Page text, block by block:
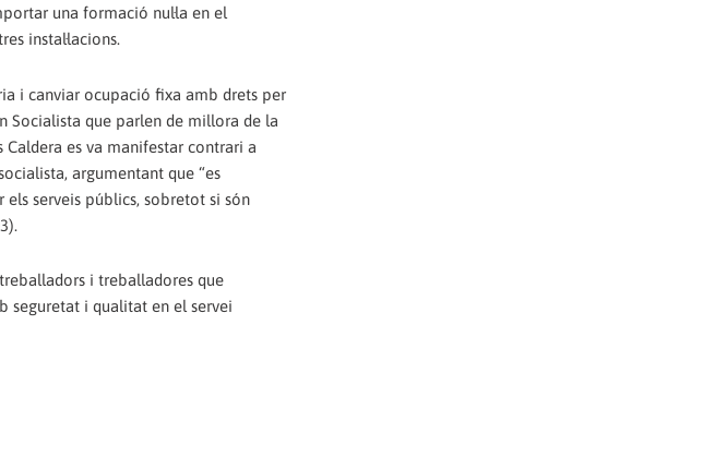
una formació nul·la en el
instal·lacions.
i canviar ocupació fixa amb drets per
Socialista que parlen de millora de la
es va manifestar contrari a
argumentant que “es
serveis públics, sobretot si són
i treballadores que
seguretat i qualitat en el servei